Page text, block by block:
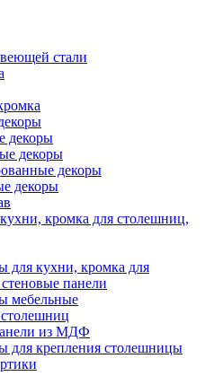
стали
декоры
декоры
декоры
декоры
кромка для столешниц,
для кухни, кромка для
панели
мебельные
из МДФ
для крепления столешницы